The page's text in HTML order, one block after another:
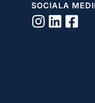
SOCIALA